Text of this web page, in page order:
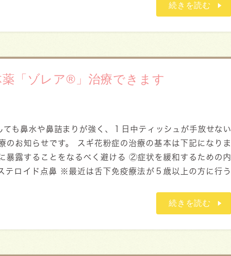
続きを読む
「ゾレア®」治療できます
も鼻水や鼻詰まりが強く、１日中ティッシュが手放せない
のお知らせです。 スギ花粉症の治療の基本は下記になりま
暴露することをなるべく避ける ②症状を緩和するための内
テロイド点鼻 ※最近は舌下免疫療法が５歳以上の方に行う
続きを読む